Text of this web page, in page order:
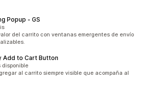
Popup ‑ GS
del carrito con ventanas emergentes de envío
Add to Cart Button
disponible
al carrito siempre visible que acompaña al